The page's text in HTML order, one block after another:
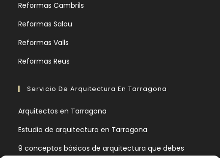
Reformas Cambrils
Reformas Salou
Reformas Valls
Reformas Reus
Servicio De Arquitectura En Tarragona
Arquitectos en Tarragona
Estudio de arquitectura en Tarragona
9 conceptos básicos de arquitectura que debes